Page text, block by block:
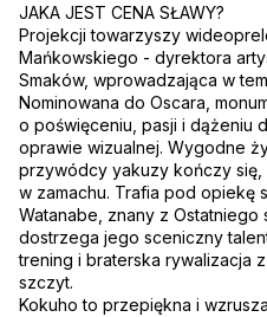
JAKA JEST CENA SŁAWY?
Projekcji towarzyszy
Mańkowskiego - dyrektora
Smaków, wprowadzająca w
Nominowana do Oscara,
o poświęceniu, pasji i dążeniu
oprawie wizualnej. Wygodne
przywódcy yakuzy kończy
w zamachu. Trafia pod opiekę
Watanabe, znany z Ostatniego
dostrzega jego sceniczny
trening i braterska rywalizacja
szczyt.
Kokuho to przepiękna i